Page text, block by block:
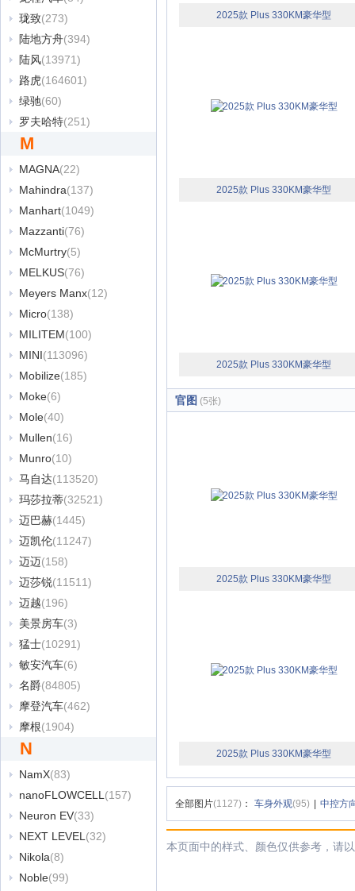
珑致(273)
陆地方舟(394)
陆风(13971)
路虎(164601)
绿驰(60)
罗夫哈特(251)
M
MAGNA(22)
Mahindra(137)
Manhart(1049)
Mazzanti(76)
McMurtry(5)
MELKUS(76)
Meyers Manx(12)
Micro(138)
MILITEM(100)
MINI(113096)
Mobilize(185)
Moke(6)
Mole(40)
Mullen(16)
Munro(10)
马自达(113520)
玛莎拉蒂(32521)
迈巴赫(1445)
迈凯伦(11247)
迈迈(158)
迈莎锐(11511)
迈越(196)
美景房车(3)
猛士(10291)
敏安汽车(6)
名爵(84805)
摩登汽车(462)
摩根(1904)
N
NamX(83)
nanoFLOWCELL (157)
Neuron EV(33)
NEXT LEVEL (32)
Nikola(8)
Noble(99)
2025款 Plus 330KM豪华型
2025款 Plus 330KM豪华型
2025款 Plus 330KM豪华型
官图 (5张)
2025款 Plus 330KM豪华型
2025款 Plus 330KM豪华型
全部图片(1127) ： 车身外观(95) 中控方
本页面中的样式、颜色仅供参考，请